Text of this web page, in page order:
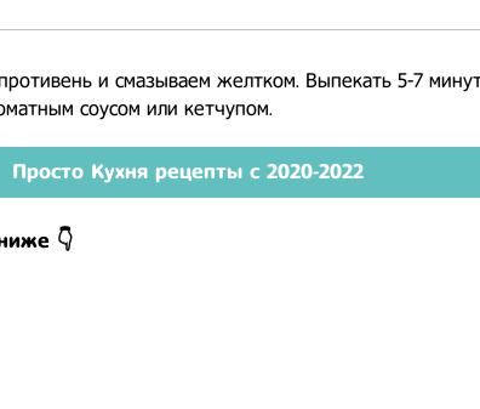
и смазываем желтком. Выпекать 5-7
соусом или кетчупом.
Просто Кухня рецепты с 2020-2022
👇